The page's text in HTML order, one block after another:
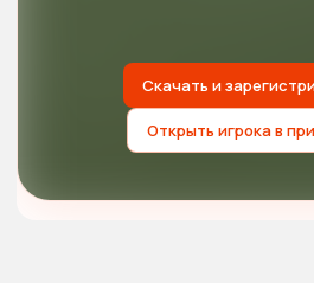
Скачать и
Открыть игрока в